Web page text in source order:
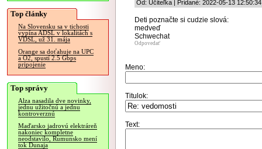
Top články
Na Slovensku sa v tichosti
vypína ADSL v lokalitách s
VDSL, už 31. mája
Orange sa doťahuje na UPC
a O2, spustí 2.5 Gbps
pripojenie
Top správy
Alza nasadila dve novinky,
jednu užitočnú a jednu
kontroverznú
Maďarsko jadrovú elektráreň
nakoniec kompletne
neodstavilo, Rumunsko mení
tok Dunaja
Od: Učiteľka | Pridané: 2022-05-13 12:50:34
Deti poznačte si cudzie slová:
medveď
Schwechat
Odpovedať
Meno:
Titulok:
Text: